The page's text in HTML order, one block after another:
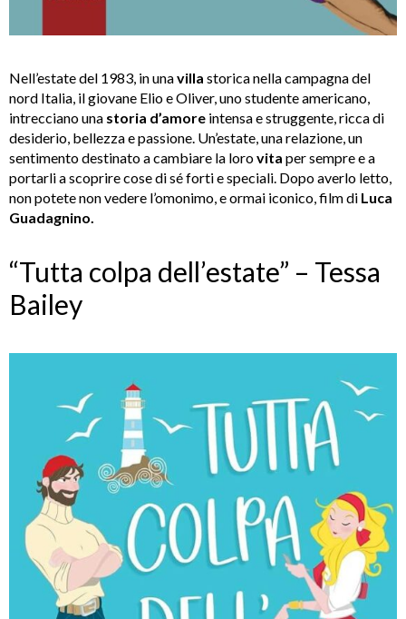
Nell’estate del 1983, in unavilla storica nella campagna del
nord Italia, il giovane Elio e Oliver, uno studente americano,
intrecciano una storia d’amore intensa e struggente, ricca di
desiderio, bellezza e passione. Un’estate, una relazione, un
sentimento destinato a cambiare la lorovita per sempre e a
portarli a scoprire cose di sé forti e speciali. Dopo averlo letto,
non potete non vedere l’omonimo, e ormai iconico, film di Luca
Guadagnino.
“Tutta colpa dell’estate” – Tessa
Bailey